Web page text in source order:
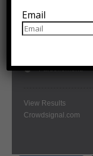
Oui.
Partiellement.
View Results
Crowdsignal.com
Email